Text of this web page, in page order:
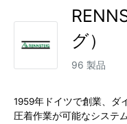
ト）
グ）
96 製品
1959年ドイツで創業、ダ
圧着作業が可能なシステ